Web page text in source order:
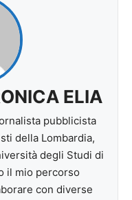
ELIA
pubblicista
della Lombardia,
degli Studi di
il mio percorso
con diverse